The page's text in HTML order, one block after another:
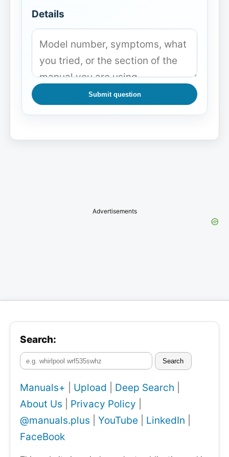
Details
Submit question
Advertisements
Search:
Search
Manuals+ Upload Deep Search
About Us
Privacy Policy
@manuals.plus
YouTube LinkedIn
FaceBook